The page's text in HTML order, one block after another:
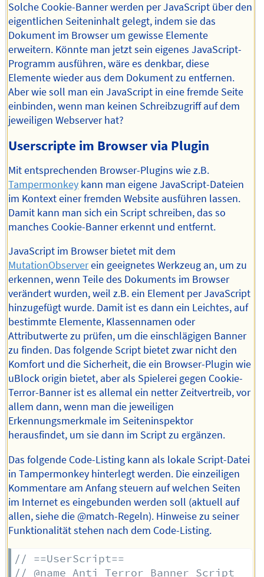
Solche Cookie-Banner werden per JavaScript über den
eigentlichen Seiteninhalt gelegt, indem sie das
Dokument im Browser um gewisse Elemente
erweitern. Könnte man jetzt sein eigenes JavaScript-
Programm ausführen, wäre es denkbar, diese
Elemente wieder aus dem Dokument zu entfernen.
Aber wie soll man ein JavaScript in eine fremde Seite
einbinden, wenn man keinen Schreibzugriff auf dem
jeweiligen Webserver hat?
Userscripte im Browser via Plugin
Mit entsprechenden Browser-Plugins wie z.B.
Tampermonkey kann man eigene JavaScript-Dateien
im Kontext einer fremden Website ausführen lassen.
Damit kann man sich ein Script schreiben, das so
manches Cookie-Banner erkennt und entfernt.
JavaScript im Browser bietet mit dem
MutationObserverein geeignetes Werkzeug an, um zu
erkennen, wenn Teile des Dokuments im Browser
verändert wurden, weil z.B. ein Element per JavaScript
hinzugefügt wurde. Damit ist es dann ein Leichtes, auf
bestimmte Elemente, Klassennamen oder
Attributwerte zu prüfen, um die einschlägigen Banner
zu finden. Das folgende Script bietet zwar nicht den
Komfort und die Sicherheit, die ein Browser-Plugin wie
uBlock origin bietet, aber als Spielerei gegen Cookie-
Terror-Banner ist es allemal ein netter Zeitvertreib, vor
allem dann, wenn man die jeweiligen
Erkennungsmerkmale im Seiteninspektor
herausfindet, um sie dann im Script zu ergänzen.
Das folgende Code-Listing kann als lokale Script-Datei
in Tampermonkey hinterlegt werden. Die einzeiligen
Kommentare am Anfang steuern auf welchen Seiten
im Internet es eingebunden werden soll (aktuell auf
allen, siehe die @match-Regeln). Hinweise zu seiner
Funktionalität stehen nach dem Code-Listing.
// ==UserScript==
// @name Anti Terror Banner Script